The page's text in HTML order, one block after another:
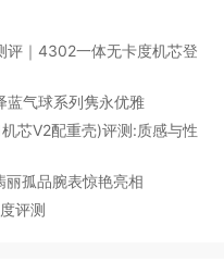
评｜4302一体无卡度机芯登
蓝气球系列隽永优雅
芯V2配重壳)评测:质感与性
孤品腕表惊艳亮相
评测